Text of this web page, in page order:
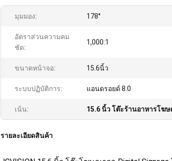
มุมมอง: 178°
อัตราส่วนความคม
ชัด:
1,000:1
ขนาดหน้าจอ: 15.6นิ้ว
ระบบปฏิบัติการ: แอนดรอยด์ 8.0
เน้น: 15.6 นิ้ว โต๊ะร้านอาหารโฆ
รายละเอียดสินค้า